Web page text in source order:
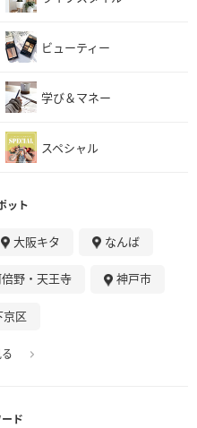
ビューティー
学び＆マネー
スペシャル
ット
大阪キタ なんば
野・天王寺 神戸市
京区
ド